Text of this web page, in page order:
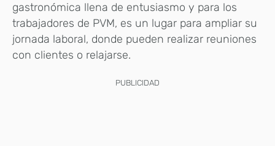
gastronómica llena de entusiasmo y para los
trabajadores de PVM, es un lugar para ampliar su
jornada laboral, donde pueden realizar reuniones
con clientes o relajarse.
PUBLICIDAD